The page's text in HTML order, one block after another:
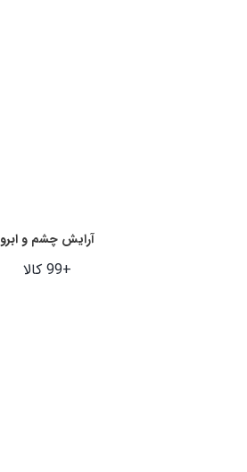
آرایش چشم و ابرو
+99 کالا